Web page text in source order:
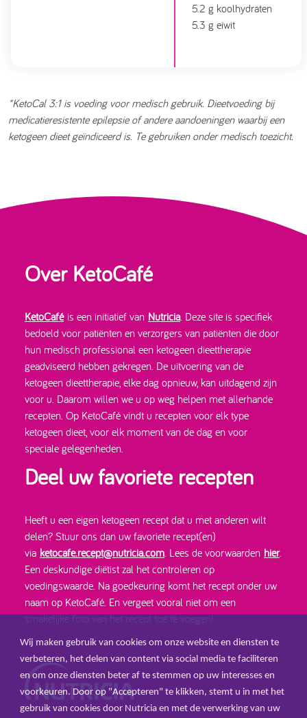
5.2 g koolhydraten
5.3 g eiwit
*KetoCal 3:1 is voeding voor medisch gebruik. Dieetvoeding bij
medicatieresistente epilepsie of andere aandoeningen waarbij een
ketogeen dieet geïndiceerd is. Te gebruiken onder medisch toezicht.
Over KetoCafé
KetoCaféis een initiatief van Nutricia. Deze site is specifiek
bedoeld voor patiënten en verzorgers van patiënten die door
hun medisch professional een ketogeen dieettherapie
geadviseerd hebben gekregen. De uitvoering van de
ketogeen dieettherapie, elke dag opnieuw, kan uitdagend zijn
voor u. Daarom willen we u op weg helpen met allerhande
recepten. Op KetoCafé vindt u recepten voor elk type
ketogeen dieet, voor elk moment van de dag en voor
speciale gelegenheden.
Deel uw favoriete recepten
Heeft u een eigen ketogeen recept dat u met anderen wilt
delen? Stuur ons dan uw favoriete recept(en)
via ketocafe.recept@nutricia.com . Lees de voorwaarden hier.
Een deskundige diëtist zal het controleren op
voedingswaarde. Na goedkeuring komt het recept onder uw
naam op KetoCafé. En vergeet vooral niet om een
smakelijke foto van het recept toe te voegen!
Wij maken gebruik van cookies om onze website en diensten te
verbeteren, het delen van content via social media te faciliteren
en om onze diensten beter af te stemmen op uw interesses en
voorkeuren. Door op "Accepteren" te klikken, stemt u in met het
gebruik van cookies door Nutricia en met de verwerking van uw